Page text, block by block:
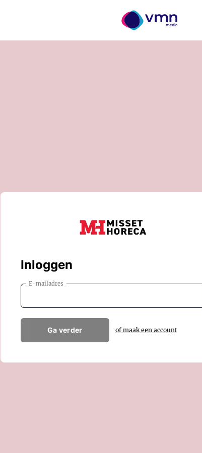
Inloggen
E-mailadres
Ga verder of maak een account